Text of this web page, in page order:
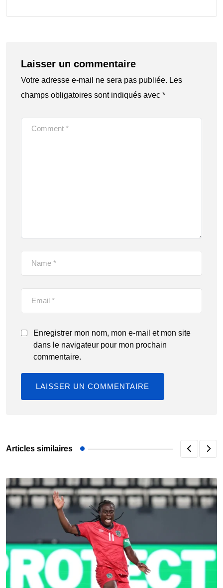
Laisser un commentaire
Votre adresse e-mail ne sera pas publiée. Les
champs obligatoires sont indiqués avec *
Enregistrer mon nom, mon e-mail et mon site
dans le navigateur pour mon prochain
commentaire.
Articles similaires